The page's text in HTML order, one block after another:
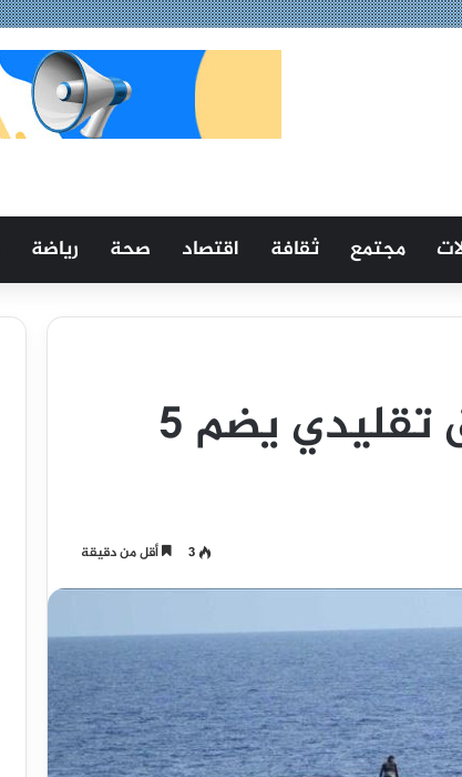
مجتمع ثقافة اقتصاد صحة رياضة
الإعلان عن فقدان زورق تقليدي يضم 5
3 أقل من دقيقة